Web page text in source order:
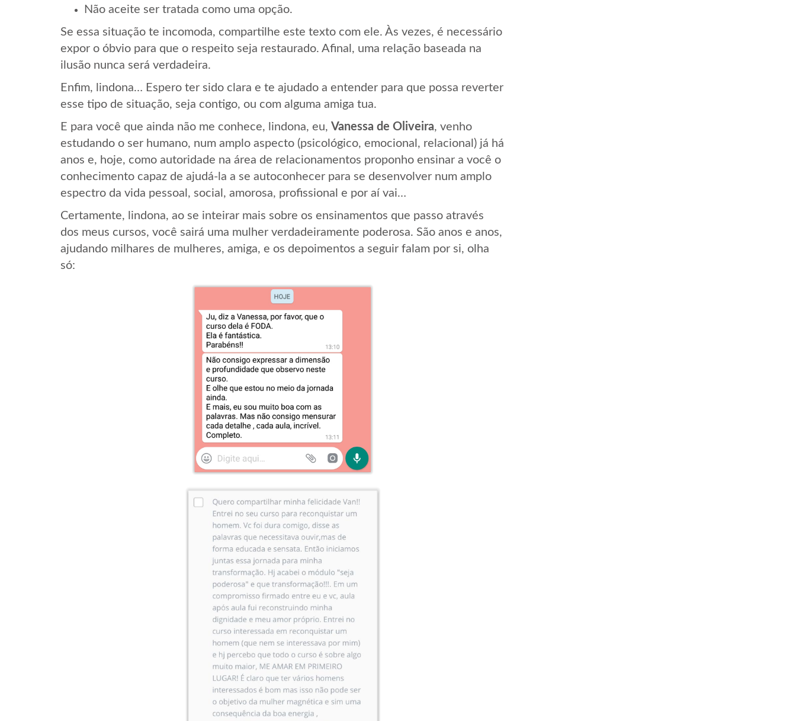
Não aceite ser tratada como uma opção.
Se essa situação te incomoda, compartilhe este texto com ele. Às vezes, é necessário
expor o óbvio para que o respeito seja restaurado. Afinal, uma relação baseada na
ilusão nunca será verdadeira.
Enfim, lindona… Espero ter sido clara e te ajudado a entender para que possa reverter
esse tipo de situação, seja contigo, ou com alguma amiga tua.
E para você que ainda não me conhece, lindona, eu, Vanessa de Oliveira, venho
estudando o ser humano, num amplo aspecto (psicológico, emocional, relacional) já há
anos e, hoje, como autoridade na área de relacionamentos proponho ensinar a você o
conhecimento capaz de ajudá-la a se autoconhecer para se desenvolver num amplo
espectro da vida pessoal, social, amorosa, profissional e por aí vai…
Certamente, lindona, ao se inteirar mais sobre os ensinamentos que passo através
dos meus cursos, você sairá uma mulher verdadeiramente poderosa. São anos e anos,
ajudando milhares de mulheres, amiga, e os depoimentos a seguir falam por si, olha
só: